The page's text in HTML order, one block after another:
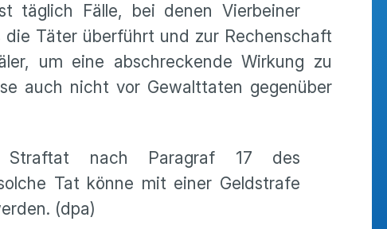
täglich Fälle, bei denen Vierbeiner
Täter überführt und zur Rechenschaft
um eine abschreckende Wirkung zu
auch nicht vor Gewalttaten gegenüber
Straftat nach Paragraf 17 des
Tat könne mit einer Geldstrafe
(dpa)